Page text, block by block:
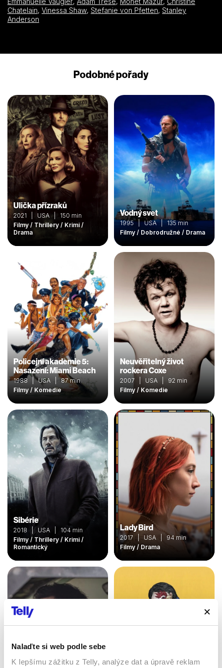
Nalaďte si web podle sebe
K lepšímu zážitku z Telly, analýze dat a úpravě reklam
Chatelain, Vinessa Shaw, Stefanie von Pfetten, Stanley
Anderson
Podobné pořady
Ulička přízraků
2021 | USA | 150 min
Filmy / Thrillery / Krimi /
Drama
Vodný svet
1995 | USA | 135 min
Filmy / Dobrodružné / Drama
Policejní akademie 5:
Nasazení: Miami Beach
1988 | USA | 87 min
Filmy / Komedie
Neuvěřitelný život
rockera Coxe
2007 | USA | 92 min
Filmy / Komedie
Sibérie
2018 | USA | 104 min
Filmy / Thrillery / Krimi /
Romantický
Lady Bird
2017 | USA | 94 min
Filmy / Drama